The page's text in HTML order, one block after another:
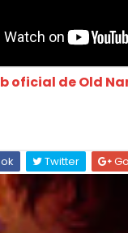
oficial de Old
Twitter